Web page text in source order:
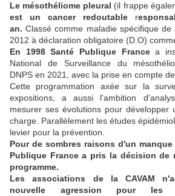
Le mésothéliome pleural (il frappe
est un cancer redoutabler
an.Classé comme maladie spécifique
2012 à déclaration obligatoire (D.O)
En 1998 Santé Publique Francea
National de Surveillance du
DNPS en 2021, avec la prise en compte de
Cette programmation axée sur la
expositions, a aussi l'ambition
mesurer ses évolutions pour développer
charge. Parallèlement les études
levier pour la prévention.
Pour de sombres raisons d'un
Publique France a pris la décision de
programme.
Les associations de la CAVAM
nouvelle agression pour